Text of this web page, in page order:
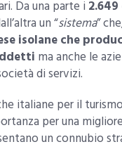
Da una parte i
un “sistema”
isolane che
ma anche le
di servizi.
italiane per il
per una
un connubio